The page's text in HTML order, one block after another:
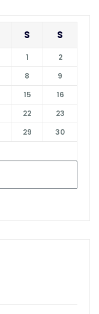
S S
1
2
8
9
15
16
22
23
29
30